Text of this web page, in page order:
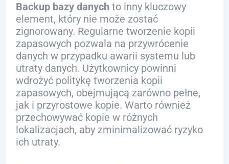
Backup bazy danych to inny kluczowy
element, który nie może zostać
zignorowany. Regularne tworzenie kopii
zapasowych pozwala na przywrócenie
danych w przypadku awarii systemu lub
utraty danych. Użytkownicy powinni
wdrożyć politykę tworzenia kopii
zapasowych, obejmującą zarówno pełne,
jak i przyrostowe kopie. Warto również
przechowywać kopie w różnych
lokalizacjach, aby zminimalizować ryzyko
ich utraty.